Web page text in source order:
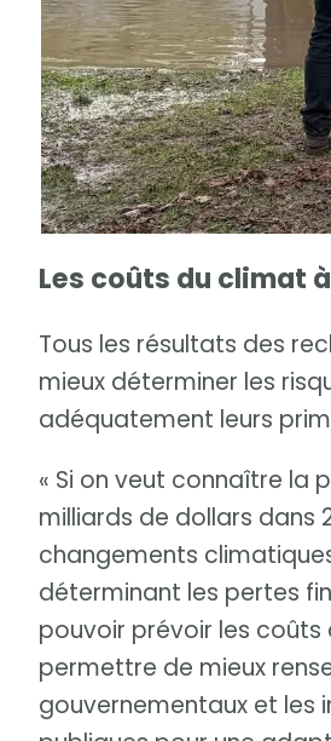
Les coûts du climat
Tous les résultats des
mieux déterminer les
adéquatement leurs
« Si on veut connaître la
milliards de dollars dans
changements
déterminant les pertes
pouvoir prévoir les
permettre de mieux
gouvernementaux et les